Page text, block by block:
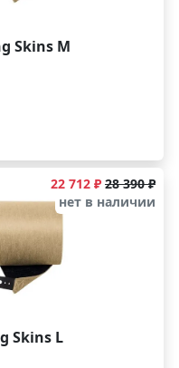
Skins M
22 712 ₽ 28 390 ₽
нет в наличии
Skins L